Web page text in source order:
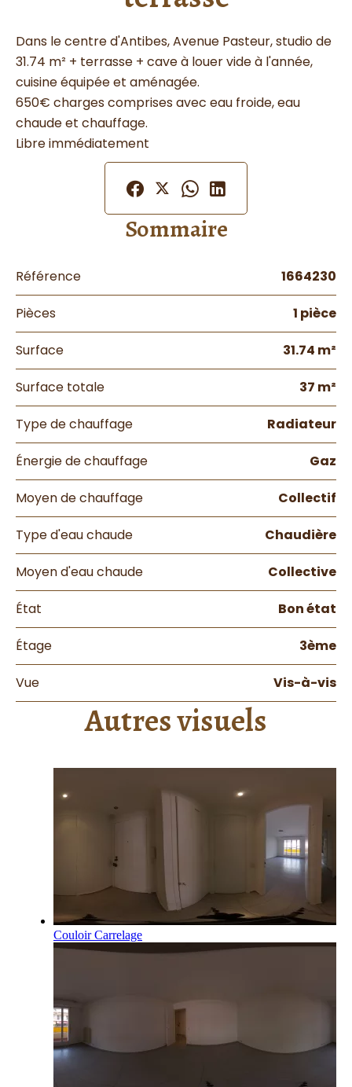
Dans le centre d'Antibes, Avenue Pasteur, studio de
31.74 m² + terrasse + cave à louer vide à l'année,
cuisine équipée et aménagée.
650€ charges comprises avec eau froide, eau
chaude et chauffage.
Libre immédiatement
Sommaire
Référence 1664230
Pièces 1 pièce
Surface 31.74 m²
Surface totale 37 m²
Type de chauffage Radiateur
Énergie de chauffage Gaz
Moyen de chauffage Collectif
Type d'eau chaude Chaudière
Moyen d'eau chaude Collective
État Bon état
Étage 3ème
Vue Vis-à-vis
Autres visuels